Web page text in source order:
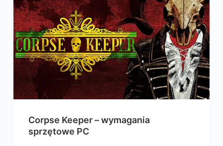
Corpse Keeper – wymagania
sprzętowe PC